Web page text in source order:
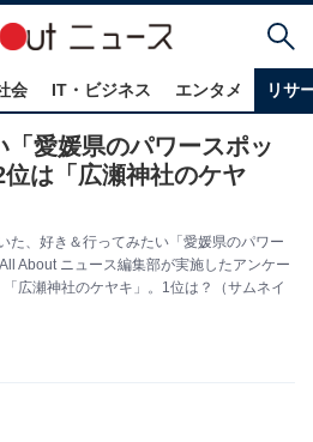
会 IT・ビジネス エンタメ リサ
愛媛県のパワースポッ
位は「広瀬神社のケヤ
た、好き＆行ってみたい「愛媛県のパワー
About ニュース編集部が実施したアンケー
広瀬神社のケヤキ」。1位は？（サムネイ